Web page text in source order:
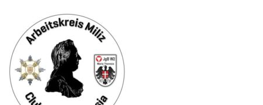
wechseln
Hauptmenü
springen